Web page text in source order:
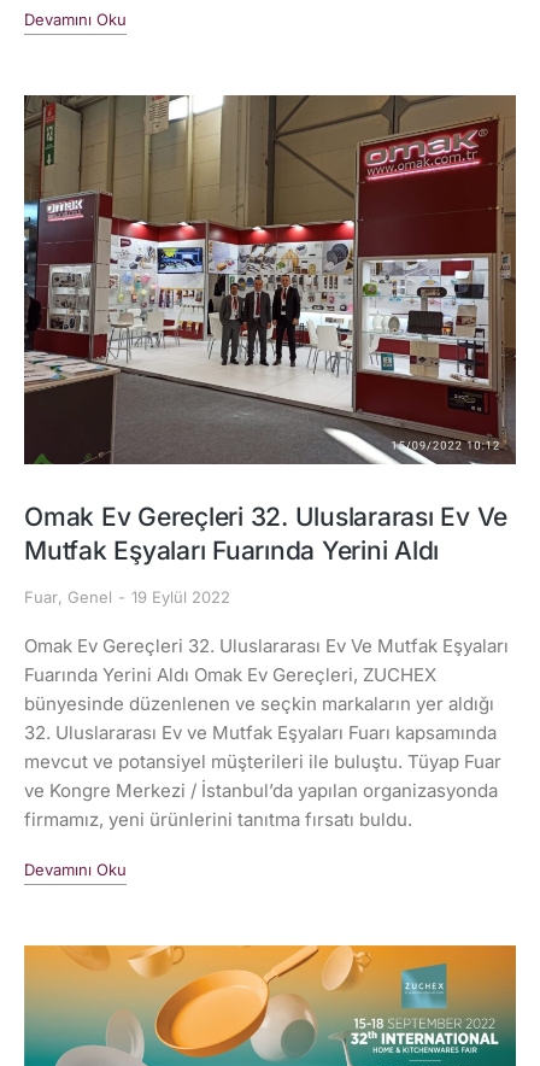
Devamını Oku
Omak Ev Gereçleri 32. Uluslararası Ev Ve
Mutfak Eşyaları Fuarında Yerini Aldı
Fuar, Genel 19 Eylül 2022
Omak Ev Gereçleri 32. Uluslararası Ev Ve Mutfak Eşyaları
Fuarında Yerini Aldı Omak Ev Gereçleri, ZUCHEX
bünyesinde düzenlenen ve seçkin markaların yer aldığı
32. Uluslararası Ev ve Mutfak Eşyaları Fuarı kapsamında
mevcut ve potansiyel müşterileri ile buluştu. Tüyap Fuar
ve Kongre Merkezi / İstanbul’da yapılan organizasyonda
firmamız, yeni ürünlerini tanıtma fırsatı buldu.
Devamını Oku